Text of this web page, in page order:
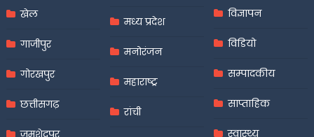
खेल
गाजीपुर
गोरखपुर
छत्तीसगढ़
मध्य प्रदेश
मनोरंजन
महाराष्ट्र
रांची
विज्ञापन
विडियो
सम्पादकीय
साप्ताहिक
स्वास्थ्य